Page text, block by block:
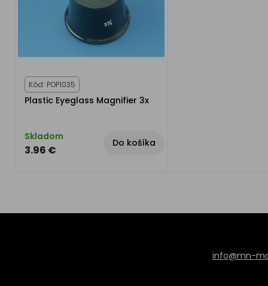
Kód: POP1035
Plastic Eyeglass Magnifier 3x
Skladom
3.96 €
Do košíka
info@mn-